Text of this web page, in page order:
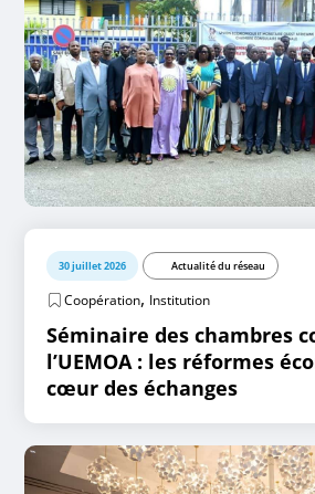
30 juillet 2026 Actualité du réseau
Coopération, Institution
Séminaire des chambres
l’UEMOA : les réformes
cœur des échanges